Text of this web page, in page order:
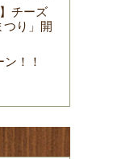
チーズ
つり」開
！！